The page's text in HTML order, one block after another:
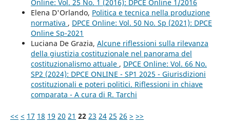
Online: Vol. 25 No. 1 (2016): DPCE Online 1/2016
Elena D'Orlando, Politica e tecnica nella produzione
normativa , DPCE Online: Vol. 50 No. Sp (2021): DPCE
Online Sp-2021
Luciana De Grazia, Alcune riflessioni sulla rilevanza
della giustizia costituzionale nel panorama del
costituzionalismo attuale , DPCE Online: Vol. 66 No.
SP2 (2024): DPCE ONLINE - SP1 2025 - Giurisdizioni
costituzionali e poteri politici. Riflessioni in chiave
comparata - A cura di R. Tarchi
<< < 17 18 19 20 21 22 23 24 25 26 > >>